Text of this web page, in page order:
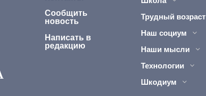
Сообщить
новость
Написать в
редакцию
Трудный возраст
Наш социум
Наши мысли
Технологии
Шкодиум